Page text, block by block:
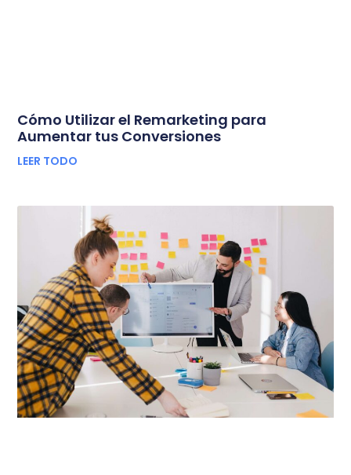
Cómo Utilizar el Remarketing para
Aumentar tus Conversiones
LEER TODO